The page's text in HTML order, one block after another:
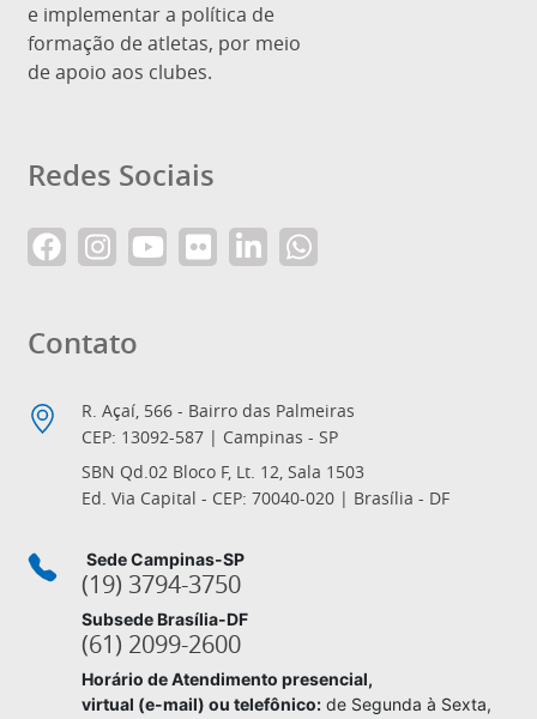
e implementar a política de
formação de atletas, por meio
de apoio aos clubes.
Redes Sociais
Contato
R. Açaí, 566 - Bairro das Palmeiras
CEP: 13092-587 | Campinas - SP
SBN Qd.02 Bloco F, Lt. 12, Sala 1503
Ed. Via Capital - CEP: 70040-020 | Brasília - DF
Sede Campinas-SP
(19) 3794-3750
Subsede Brasília-DF
(61) 2099-2600
Horário de Atendimento presencial,
virtual (e-mail) ou telefônico: de Segunda à Sexta,